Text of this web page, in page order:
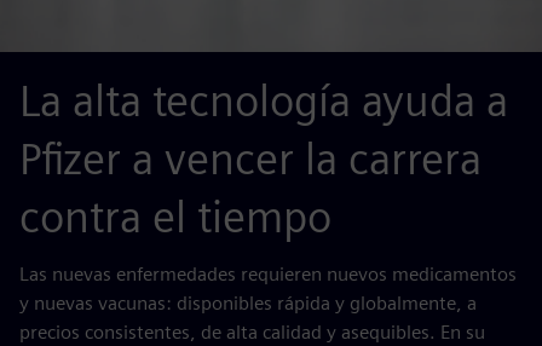
La alta tecnología ayuda a
Pfizer a vencer la carrera
contra el tiempo
Las nuevas enfermedades requieren nuevos medicamentos
y nuevas vacunas: disponibles rápida y globalmente, a
precios consistentes, de alta calidad y asequibles. En su